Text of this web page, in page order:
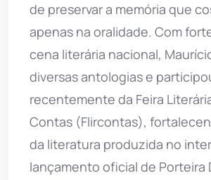
de preservar a memória que
apenas na oralidade. Com
cena literária nacional,
diversas antologias e
recentemente da Feira
Contas (Flircontas),
da literatura produzida no
lançamento oficial de Porteira